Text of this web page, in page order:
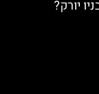
יורק?